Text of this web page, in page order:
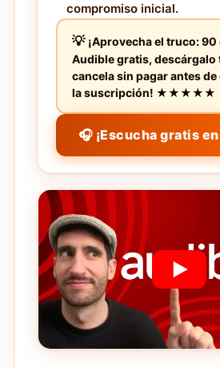
compromiso inicial.
¡Aprovecha el truco: 90
Audible gratis, descárgalo
cancela sin pagar antes
la suscripción! ★★★★★
🎧 ¡Escucha gratis